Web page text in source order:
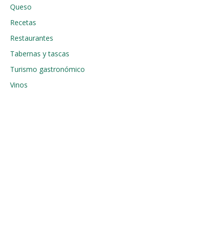
Queso
Recetas
Restaurantes
Tabernas y tascas
Turismo gastronómico
Vinos